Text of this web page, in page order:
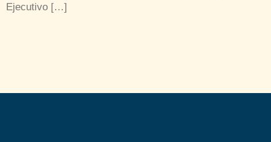
Ejecutivo […]